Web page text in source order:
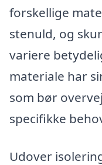
forskellige
stenuld, og
variere
materiale har
som bør
specifikke
Udover